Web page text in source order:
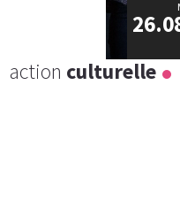
action culturelle